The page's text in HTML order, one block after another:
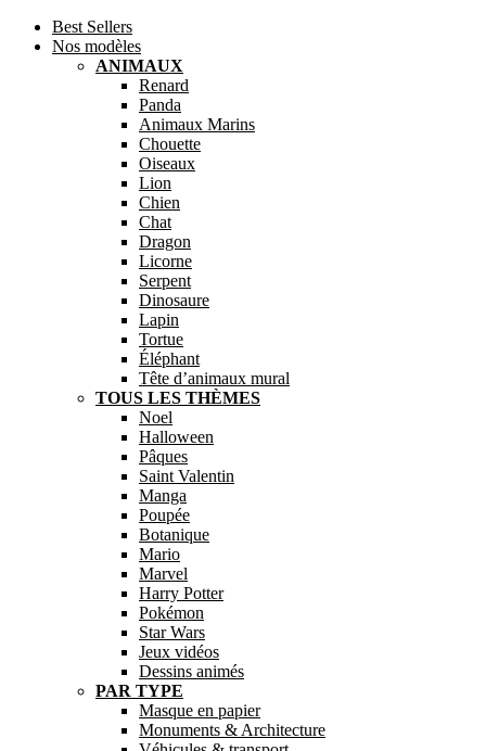
Best Sellers
Nos modèles
ANIMAUX
Renard
Panda
Animaux Marins
Chouette
Oiseaux
Lion
Chien
Chat
Dragon
Licorne
Serpent
Dinosaure
Lapin
Tortue
Éléphant
Tête d’animaux mural
TOUS LES THÈMES
Noel
Halloween
Pâques
Saint Valentin
Manga
Poupée
Botanique
Mario
Marvel
Harry Potter
Pokémon
Star Wars
Jeux vidéos
Dessins animés
PAR TYPE
Masque en papier
Monuments & Architecture